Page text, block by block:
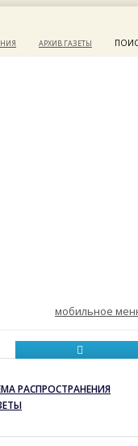
АРХИВ ГАЗЕТЫ
мобильное
РАСПРОСТРАНЕНИЯ